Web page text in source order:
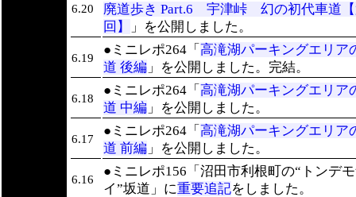
6.20
廃道歩き Part.6 宇津峠 幻の初代車道
回】
」を公開しました。
6.19
●ミニレポ264「 高滝湖パーキングエリア
道 後編 」を公開しました。完結。
6.18
●ミニレポ264「 高滝湖パーキングエリア
道 中編 」を公開しました。
6.17
●ミニレポ264「 高滝湖パーキングエリア
道 前編 」を公開しました。
6.16
●ミニレポ156「沼田市利根町の“トンデ
イ”坂道」に重要追記をしました。